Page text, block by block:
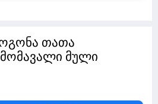
თათა
მული